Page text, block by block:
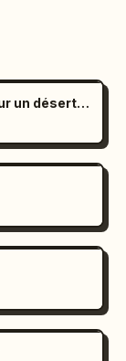
Image cinématographique de mode sur un désert de sel à l'ambiance mélancolique